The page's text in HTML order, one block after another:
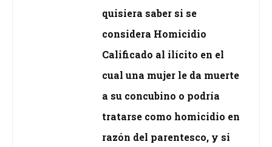
quisiera saber si se
considera Homicidio
Calificado al ilícito en el
cual una mujer le da muerte
a su concubino o podría
tratarse como homicidio en
razón del parentesco, y si